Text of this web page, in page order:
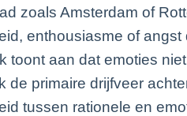
zoals Amsterdam of
enthousiasme of
toont aan dat emoties
de primaire drijfveer
tussen rationele en